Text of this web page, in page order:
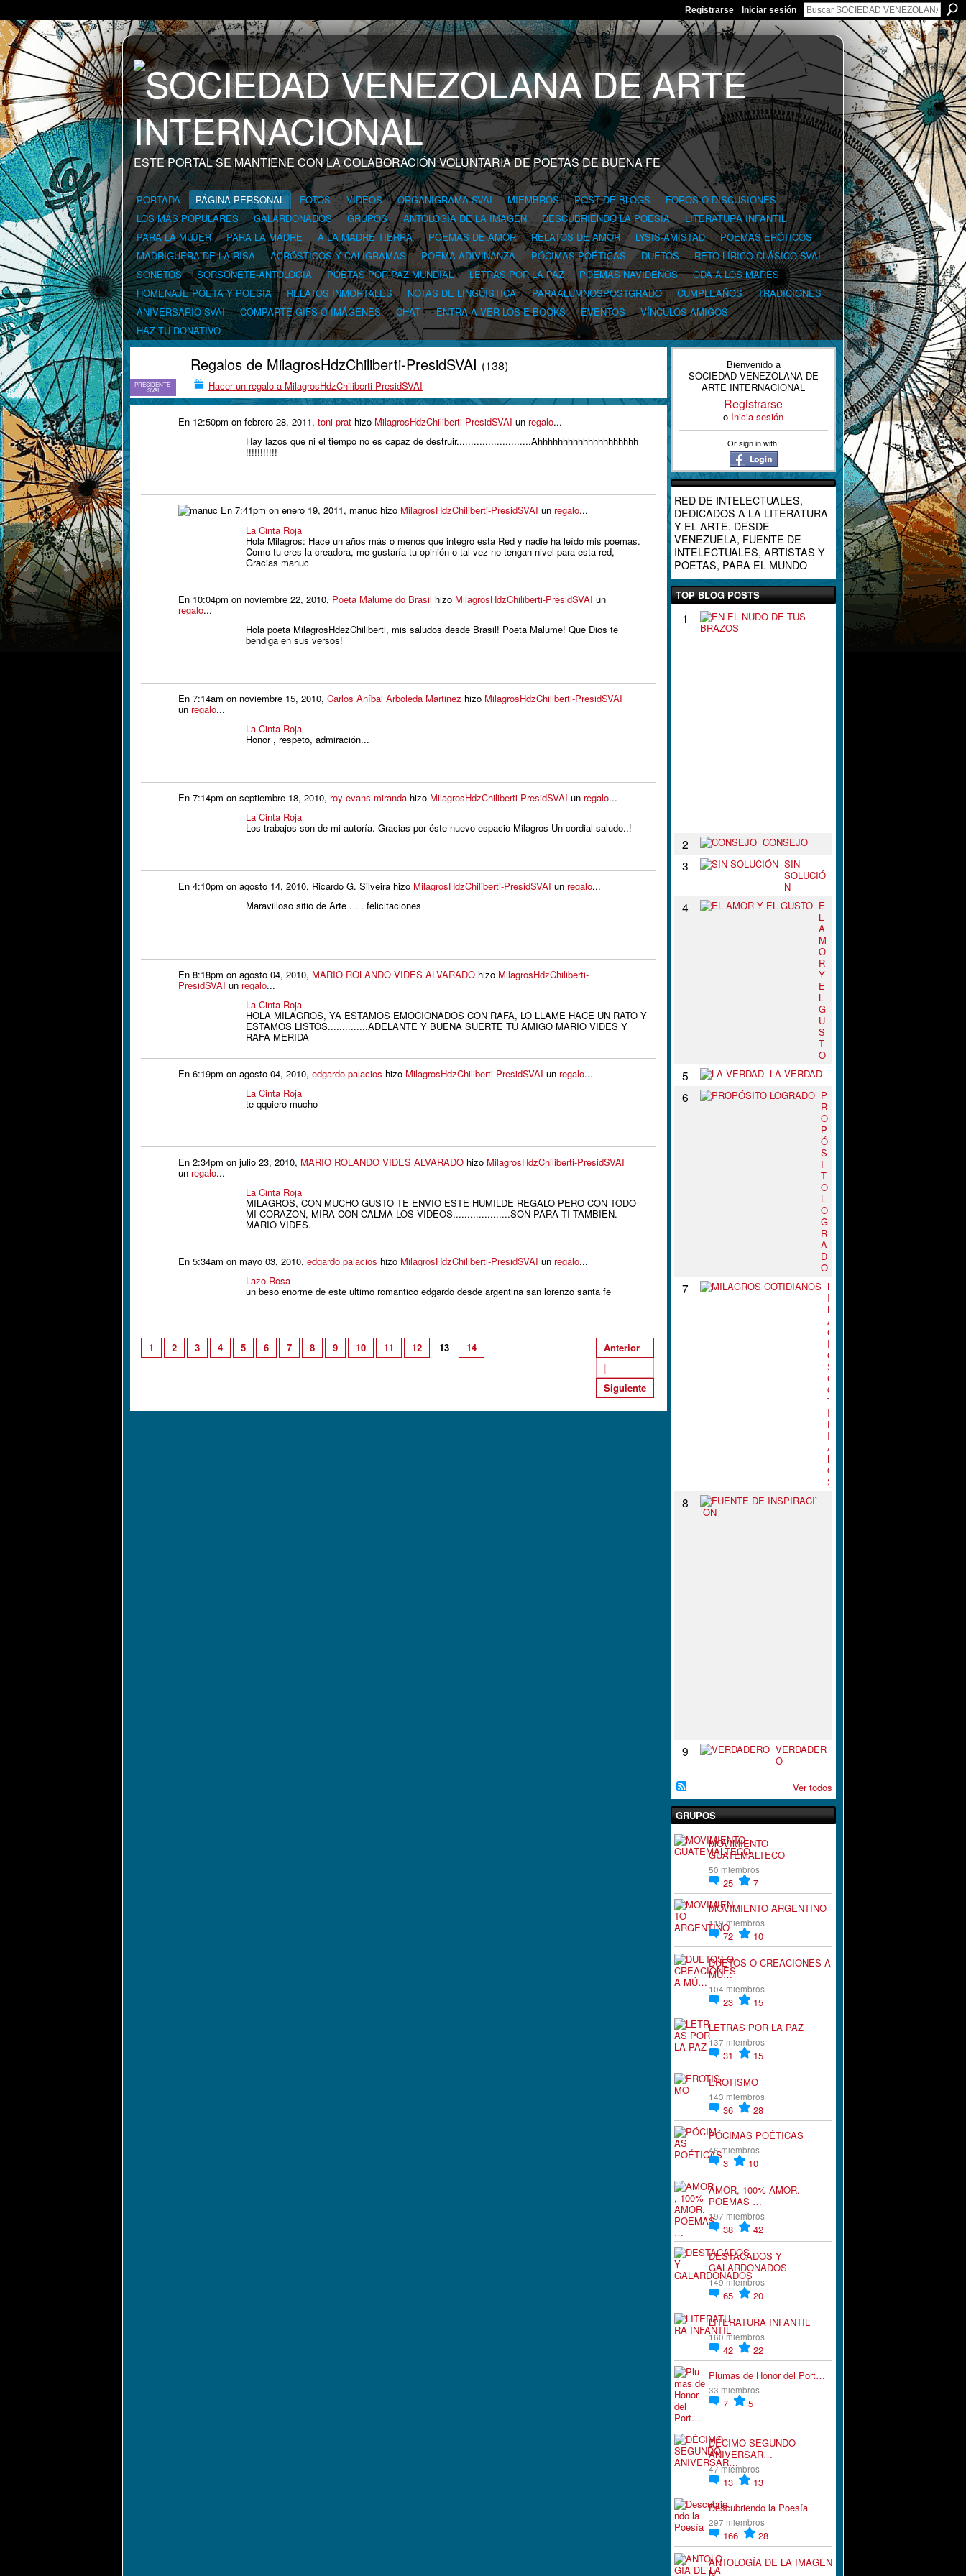
Registrarse Iniciar sesión
ESTE PORTAL SE MANTIENE CON LA COLABORACIÓN VOLUNTARIA DE POETAS DE BUENA FE
PORTADA PÁGINA PERSONAL FOTOS VIDEOS ORGANIGRAMA SVAI MIEMBROS POST DE BLOGS
FOROS O DISCUSIONES
LOS MÁS POPULARES
GALARDONADOS GRUPOS ANTOLOGÍA DE LA IMAGEN DESCUBRIENDO LA POESÍA
LITERATURA INFANTIL
PARA LA MUJER
PARA LA MADRE A LA MADRE TIERRA POEMAS DE AMOR RELATOS DE AMOR LYSIS-AMISTAD
POEMAS ERÓTICOS
MADRIGUERA DE LA RISA
ACRÓSTICOS Y CALIGRAMAS POEMA-ADIVINANZA PÓCIMAS POÉTICAS DUETOS
RETO LÍRICO-CLÁSICO SVAI
SONETOS
SORSONETE-ANTOLOGÍA POETAS POR PAZ MUNDIAL LETRAS POR LA PAZ POEMAS NAVIDEÑOS
ODA A LOS MARES
HOMENAJE POETA Y POESÍA
RELATOS INMORTALES NOTAS DE LINGÜÍSTICA PARAALUMNOSPOSTGRADO CUMPLEAÑOS
TRADICIONES
ANIVERSARIO SVAI
COMPARTE GIFS O IMÁGENES CHAT ENTRA A VER LOS E-BOOKS EVENTOS
VÍNCULOS AMIGOS
HAZ TU DONATIVO
PRESIDENTE-
SVAI
Regalos de MilagrosHdzChiliberti-PresidSVAI (138)
Hacer un regalo a MilagrosHdzChiliberti-PresidSVAI
En 12:50pm on febrero 28, 2011, toni prat hizo MilagrosHdzChiliberti-PresidSVAI un regalo...
Hay lazos que ni el tiempo no es capaz de destruir..........................Ahhhhhhhhhhhhhhhhhhhh
!!!!!!!!!!!
En 7:41pm on enero 19, 2011, manuc hizo MilagrosHdzChiliberti-PresidSVAI un regalo...
La Cinta Roja
Hola Milagros: Hace un años más o menos que integro esta Red y nadie ha leído mis poemas.
Como tu eres la creadora, me gustaría tu opinión o tal vez no tengan nivel para esta red,
Gracias manuc
En 10:04pm on noviembre 22, 2010, Poeta Malume do Brasil hizo MilagrosHdzChiliberti-PresidSVAI un
regalo...
Hola poeta MilagrosHdezChiliberti, mis saludos desde Brasil! Poeta Malume! Que Dios te
bendiga en sus versos!
En 7:14am on noviembre 15, 2010, Carlos Aníbal Arboleda Martinez hizo MilagrosHdzChiliberti-PresidSVAI
un regalo...
La Cinta Roja
Honor , respeto, admiración...
En 7:14pm on septiembre 18, 2010, roy evans miranda hizo MilagrosHdzChiliberti-PresidSVAI un regalo...
La Cinta Roja
Los trabajos son de mi autoría. Gracias por éste nuevo espacio Milagros Un cordial saludo..!
En 4:10pm on agosto 14, 2010, Ricardo G. Silveira hizo MilagrosHdzChiliberti-PresidSVAI un regalo...
Maravilloso sitio de Arte . . . felicitaciones
En 8:18pm on agosto 04, 2010, MARIO ROLANDO VIDES ALVARADO hizo MilagrosHdzChiliberti-
PresidSVAI un regalo...
La Cinta Roja
HOLA MILAGROS, YA ESTAMOS EMOCIONADOS CON RAFA, LO LLAME HACE UN RATO Y
ESTAMOS LISTOS..............ADELANTE Y BUENA SUERTE TU AMIGO MARIO VIDES Y
RAFA MERIDA
En 6:19pm on agosto 04, 2010, edgardo palacios hizo MilagrosHdzChiliberti-PresidSVAI un regalo...
La Cinta Roja
te qquiero mucho
En 2:34pm on julio 23, 2010, MARIO ROLANDO VIDES ALVARADO hizo MilagrosHdzChiliberti-PresidSVAI
un regalo...
La Cinta Roja
MILAGROS, CON MUCHO GUSTO TE ENVIO ESTE HUMILDE REGALO PERO CON TODO
MI CORAZON, MIRA CON CALMA LOS VIDEOS....................SON PARA TI TAMBIEN.
MARIO VIDES.
En 5:34am on mayo 03, 2010, edgardo palacios hizo MilagrosHdzChiliberti-PresidSVAI un regalo...
Lazo Rosa
un beso enorme de este ultimo romantico edgardo desde argentina san lorenzo santa fe
1 2 3 4 5 6 7 8 9 10 11 12 13 14
Anterior
|
Siguiente
Bienvenido a
SOCIEDAD VENEZOLANA DE
ARTE INTERNACIONAL
Registrarse
o Inicia sesión
Or sign in with:
RED DE INTELECTUALES,
DEDICADOS A LA LITERATURA
Y EL ARTE. DESDE
VENEZUELA, FUENTE DE
INTELECTUALES, ARTISTAS Y
POETAS, PARA EL MUNDO
TOP BLOG POSTS
1
2 CONSEJO
3
SIN
SOLUCIÓ
N
4
E
L
A
M
O
R
Y
E
L
G
U
S
T
O
5 LA VERDAD
6
P
R
O
P
Ó
S
I
T
O
L
O
G
R
A
D
O
7
M
I
L
A
G
R
O
S
C
O
T
I
D
I
A
N
O
8
9
VERDADER
O
Ver todos
GRUPOS
MOVIMIENTO
GUATEMALTECO
50 miembros
25
7
MOVIMIENTO ARGENTINO
119 miembros
72
10
DUETOS O CREACIONES A
MÚ…
104 miembros
23
15
LETRAS POR LA PAZ
137 miembros
31
15
EROTISMO
143 miembros
36
28
PÓCIMAS POÉTICAS
46 miembros
3
10
AMOR, 100% AMOR.
POEMAS …
197 miembros
38
42
DESTACADOS Y
GALARDONADOS
149 miembros
65
20
LITERATURA INFANTIL
160 miembros
42
22
Plumas de Honor del Port…
33 miembros
7 5
DÉCIMO SEGUNDO
ANIVERSAR…
47 miembros
13
13
Descubriendo la Poesía
297 miembros
166
28
ANTOLOGÍA DE LA IMAGEN
N…